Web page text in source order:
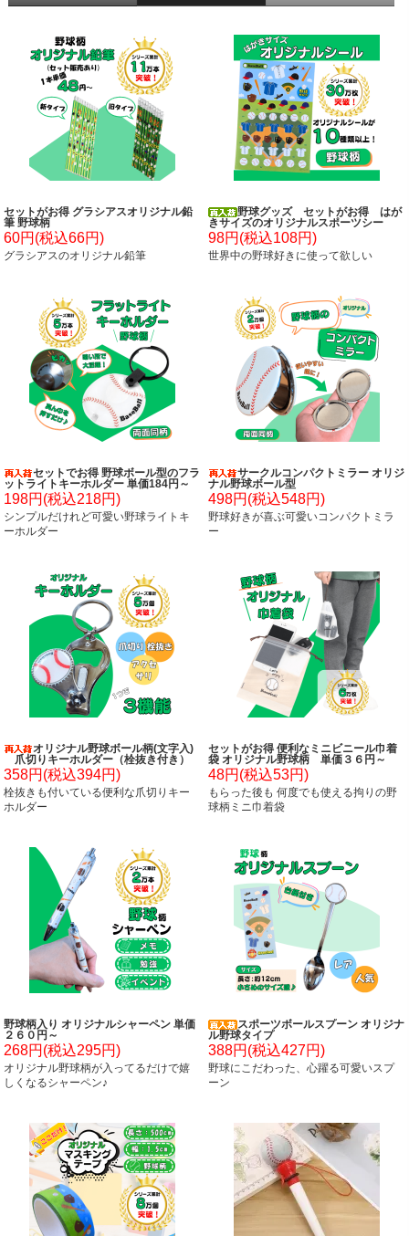
セットがお得 グラシアスオリジナル鉛
筆 野球柄
60円(税込66円)
グラシアスのオリジナル鉛筆
野球グッズ セットがお得 はが
きサイズのオリジナルスポーツシー
ル 野球 単価７８円～
98円(税込108円)
世界中の野球好きに使って欲しい
セットでお得 野球ボール型のフラ
ットライトキーホルダー 単価184円～
198円(税込218円)
シンプルだけれど可愛い野球ライトキ
ーホルダー
サークルコンパクトミラー オリジ
ナル野球ボール型
498円(税込548円)
野球好きが喜ぶ可愛いコンパクトミラ
ー
オリジナル野球ボール柄(文字入)
爪切りキーホルダー（栓抜き付き）
358円(税込394円)
栓抜きも付いている便利な爪切りキー
ホルダー
セットがお得 便利なミニビニール巾着
袋 オリジナル野球柄 単価３６円～
48円(税込53円)
もらった後も 何度でも使える拘りの野
球柄ミニ巾着袋
野球柄入り オリジナルシャーペン 単価
２６０円～
268円(税込295円)
オリジナル野球柄が入ってるだけで嬉
しくなるシャーペン♪
スポーツボールスプーン オリジナ
ル野球タイプ
388円(税込427円)
野球にこだわった、心躍る可愛いスプ
ーン